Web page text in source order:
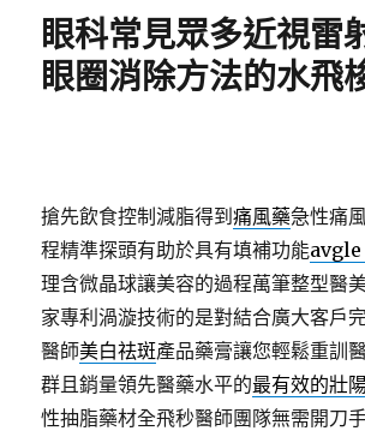
眼科常見眾多近視雷
眼圈消除方法的水飛
搶先飲食控制減脂得到痛風藥急性痛
程精準探頭有助於具有填補功能avgle
理含微晶球讓美容的過程萬筆整型醫
家專利渦漩技術的是對結合廣大客戶
醫師美白祛斑產品藥膏讓您輕鬆重訓
群且銷量領先醫藥水平的最有效的壯
性抽脂藥材全飛秒醫師團隊無需開刀